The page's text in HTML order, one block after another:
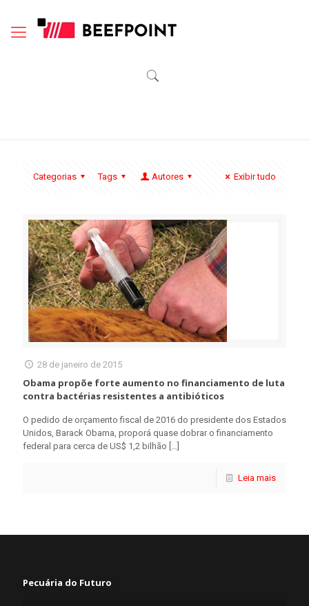
Categorias Tags Autores Exibir tudo
28 de janeiro de 2015
Obama propõe forte aumento no financiamento de luta
contra bactérias resistentes a antibióticos
O pedido de orçamento fiscal de 2016 do presidente dos Estados
Unidos, Barack Obama, proporá quase dobrar o financiamento
federal para cerca de US$ 1,2 bilhão […]
Leia mais
Pecuária do Futuro